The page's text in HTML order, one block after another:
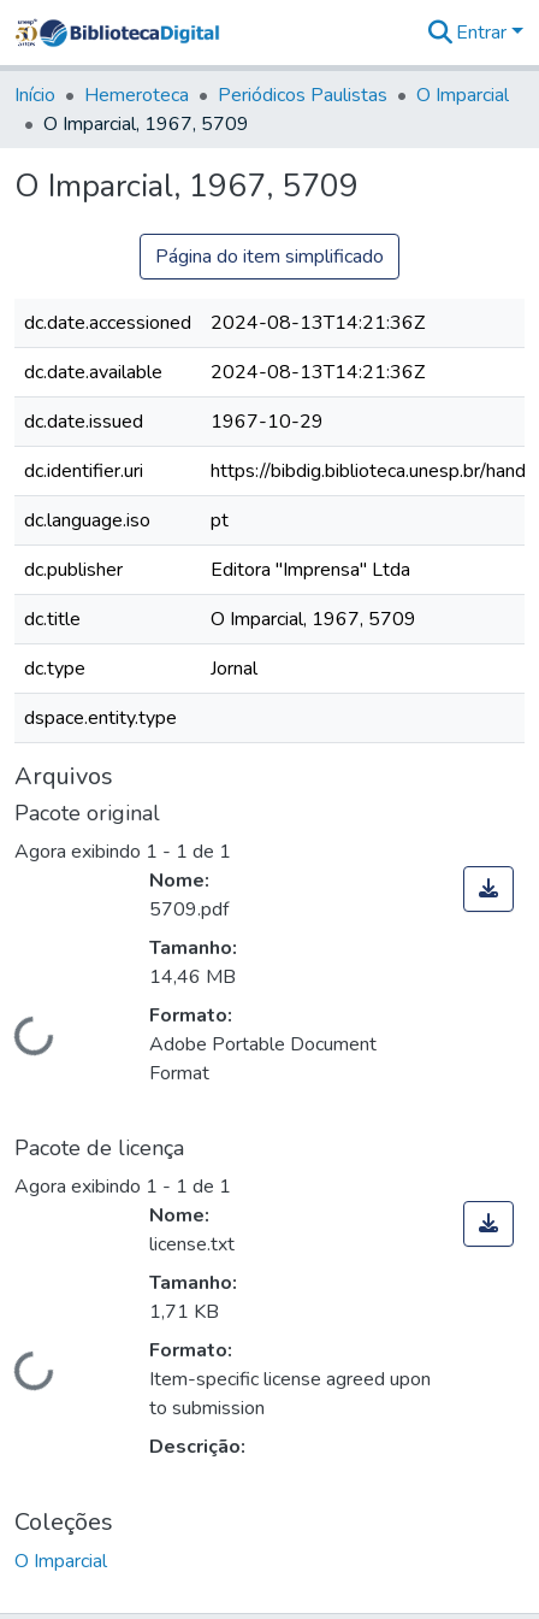
&
Coleções
Tudo na
Digital
Entrar
Início Hemeroteca Periódicos Paulistas
O Imparcial
O Imparcial, 1967, 5709
O Imparcial, 1967, 5709
Página do item simplificado
dc.date.accessioned
2024-08-13T14:21:36Z
dc.date.available
2024-08-13T14:21:36Z
dc.date.issued
1967-10-29
dc.identifier.uri
https://bibdig.biblioteca.unesp.br/
dc.language.iso
pt
dc.publisher
Editora "Imprensa" Ltda
dc.title
O Imparcial, 1967, 5709
dc.type
Jornal
dspace.entity.type
Arquivos
Pacote original
Agora exibindo 1 - 1 de 1
Carregando...
Nome:
5709.pdf
Tamanho:
14,46 MB
Formato:
Adobe Portable Document
Format
Pacote de licença
Agora exibindo 1 - 1 de 1
Carregando...
Nome:
license.txt
Tamanho:
1,71 KB
Formato:
Item-specific license agreed upon
to submission
Descrição:
Coleções
O Imparcial